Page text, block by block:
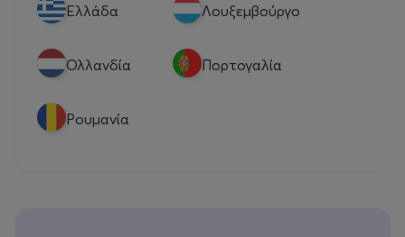
Eλλάδα Λουξεμβούργο
Ολλανδία Πορτογαλία
Ρουμανία